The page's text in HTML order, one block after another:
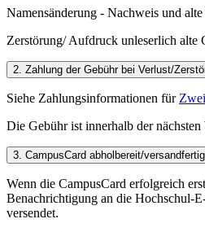
Namensänderung - Nachweis und
Zerstörung/ Aufdruck unleserlich alte
2. Zahlung der Gebühr bei Verlust/
Siehe Zahlungsinformationen für
Die Gebühr ist innerhalb der
3. CampusCard abholbereit/versandfertig
Wenn die CampusCard erfolgreich
Benachrichtigung an die Hochschul-
versendet.